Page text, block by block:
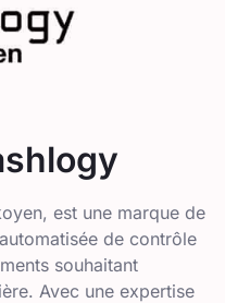
est une marque de
de contrôle
souhaitant
Avec une expertise